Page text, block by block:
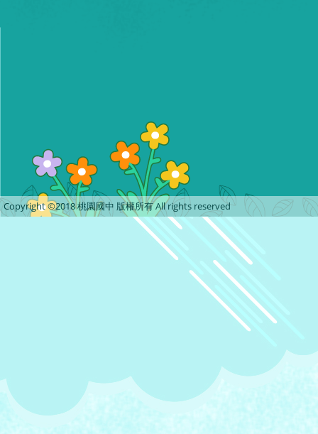
Copyright ©2018 桃園國中 版權所有 All rights reserved